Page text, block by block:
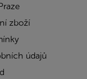
zboží
údajů